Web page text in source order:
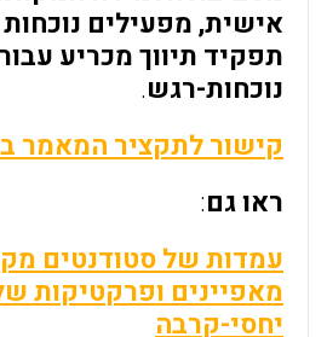
אישית, מפעילים
תפקיד תיווך מכריע עבור
נוכחות-רגש.
קישור לתקציר המאמר
ראו גם:
עמדות של סטודנטים
מאפיינים ופרקטיקות
יחסי-קרבה